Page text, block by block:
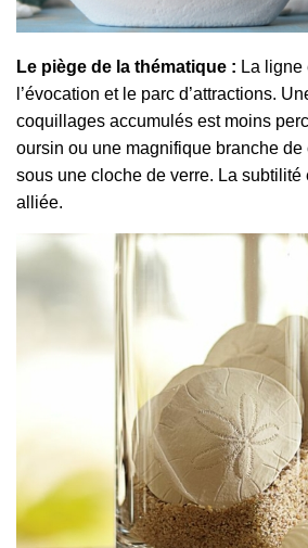
Le piège de la thématique : La ligne
l’évocation et le parc d’attractions.
coquillages accumulés est moins
oursin ou une magnifique branche
sous une cloche de verre. La subtilité
alliée.